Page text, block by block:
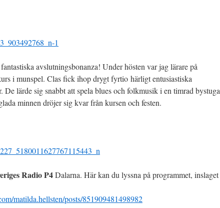
avslutningsbonanza! Under hösten var jag lärare på
i munspel. Clas fick ihop drygt fyrtio härligt entusiastiska
De lärde sig snabbt att spela blues och folkmusik i en timrad bystuga
minnen dröjer sig kvar från kursen och festen.
Radio P4Dalarna. Här kan du lyssna på programmet, inslaget
matilda.hellsten/posts/851909481498982